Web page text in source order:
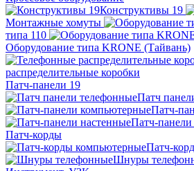
Конструктивы 19
Монтажные хомуты
типа 110
Оборудование типа KRONE (Тайвань)
распределительные коробки
Патч-панели 19
Патч
Патч-
Патч-
Патч-корды
Патч-
Шнуры